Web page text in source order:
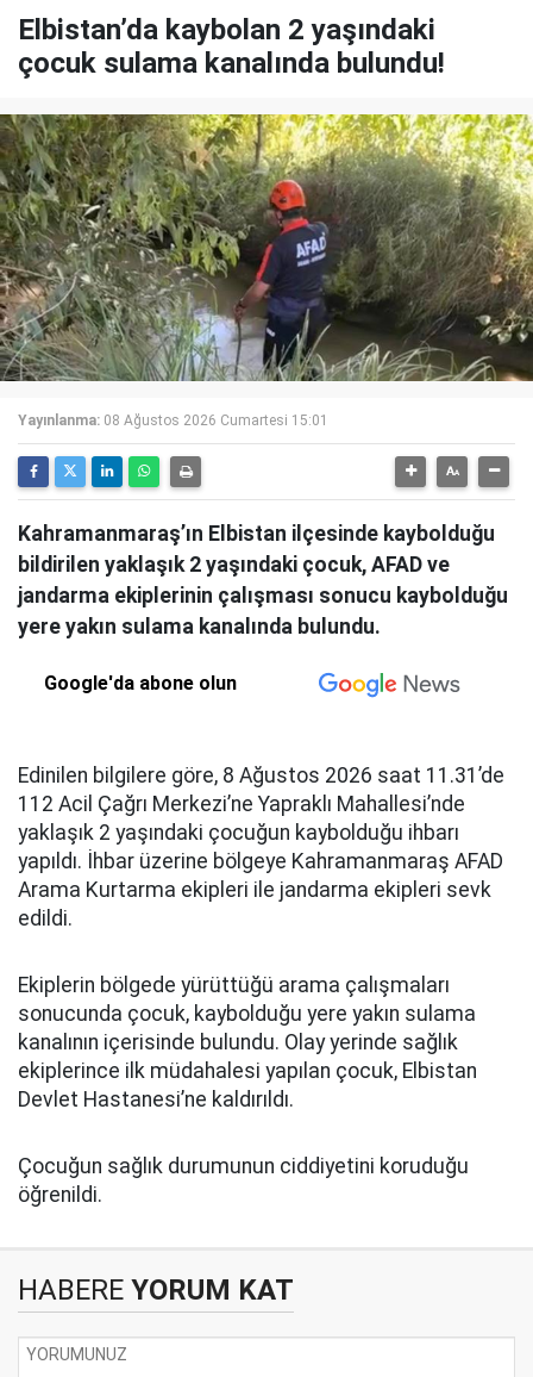
Elbistan’da kaybolan 2 yaşındaki
çocuk sulama kanalında bulundu!
Yayınlanma: 08 Ağustos 2026 Cumartesi 15:01
Kahramanmaraş’ın Elbistan ilçesinde kaybolduğu
bildirilen yaklaşık 2 yaşındaki çocuk, AFAD ve
jandarma ekiplerinin çalışması sonucu kaybolduğu
yere yakın sulama kanalında bulundu.
Google'da abone olun
Edinilen bilgilere göre, 8 Ağustos 2026 saat 11.31’de
112 Acil Çağrı Merkezi’ne Yapraklı Mahallesi’nde
yaklaşık 2 yaşındaki çocuğun kaybolduğu ihbarı
yapıldı. İhbar üzerine bölgeye Kahramanmaraş AFAD
Arama Kurtarma ekipleri ile jandarma ekipleri sevk
edildi.
Ekiplerin bölgede yürüttüğü arama çalışmaları
sonucunda çocuk, kaybolduğu yere yakın sulama
kanalının içerisinde bulundu. Olay yerinde sağlık
ekiplerince ilk müdahalesi yapılan çocuk, Elbistan
Devlet Hastanesi’ne kaldırıldı.
Çocuğun sağlık durumunun ciddiyetini koruduğu
öğrenildi.
HABERE YORUM KAT